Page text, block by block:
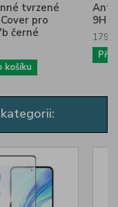
tvrzené
pro
černé
košíku
9H
179